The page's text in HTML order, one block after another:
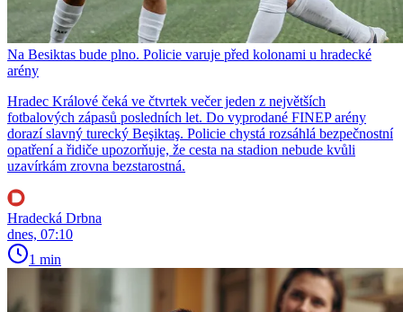
Na Besiktas bude plno. Policie varuje před kolonami u hradecké
arény
Hradec Králové čeká ve čtvrtek večer jeden z největších
fotbalových zápasů posledních let. Do vyprodané FINEP arény
dorazí slavný turecký Beşiktaş. Policie chystá rozsáhlá bezpečnostní
opatření a řidiče upozorňuje, že cesta na stadion nebude kvůli
uzavírkám zrovna bezstarostná.
Hradecká Drbna
dnes, 07:10
1 min